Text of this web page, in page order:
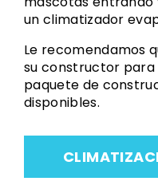
un climatizador
Le recomendamos
su constructor para
paquete de
disponibles.